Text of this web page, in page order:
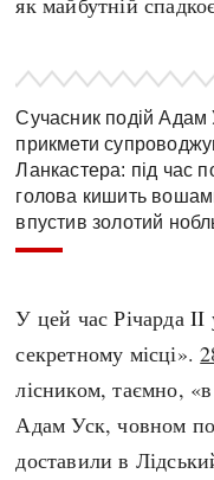
Сучасник подій Адам
прикмети
Ланкастера: під час
голова кишить
впустив золотий
У цей час Річарда II
секретному місці».
лісником, таємно,
Адам Уск, човном по
доставили в